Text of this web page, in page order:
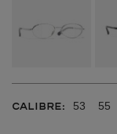
CALIBRE: 53 55